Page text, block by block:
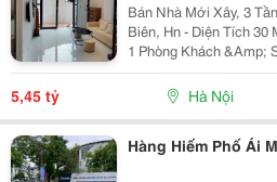
Bán Nhà Mới Xây, 3
Biên, Hn - Diện Tích 30 M2 Có 3 Phòng Ngủ, 3 Vệ Sinh,
1 Phòng Khách &Amp; Sân
Gồm 4 Điều Hoà, Sofa,
Máy Giặt, Máy Sấy,
5,45 tỷ Hà Nội
Hàng Hiếm Phố Ái